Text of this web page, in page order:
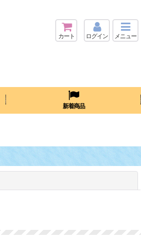
カート ログイン メニュー
新着商品